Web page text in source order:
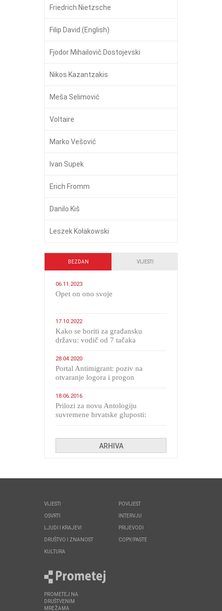
Friedrich Nietzsche
Filip David (English)
Fjodor Mihailovič Dostojevski
Nikos Kazantzakis
Meša Selimović
Voltaire
Marko Vešović
Ivan Supek
Erich Fromm
Danilo Kiš
Leszek Kołakowski
BEZDAN VIJESTI
06.11.2023
​Opet on ono svoje
17.10.2022
Kako se boriti za građansku
državu: vodič od 7 tačaka
28.04.2020
Portal Antimigrant: poziv na
otvaranje logora i progon
18.06.2016
Prilozi za novu Antologiju
suvremene hrvatske gluposti:
ARHIVA
VIJESTI
OSVRTI
LJUDI I KRAJEVI
DRUŠTVO I ZNANOST
KULTURA
POVIJEST
INTERVJU
PRIJEVODI
COPY/PASTE
PROMETEJ NA
DRUŠTVENIM
MREŽAMA